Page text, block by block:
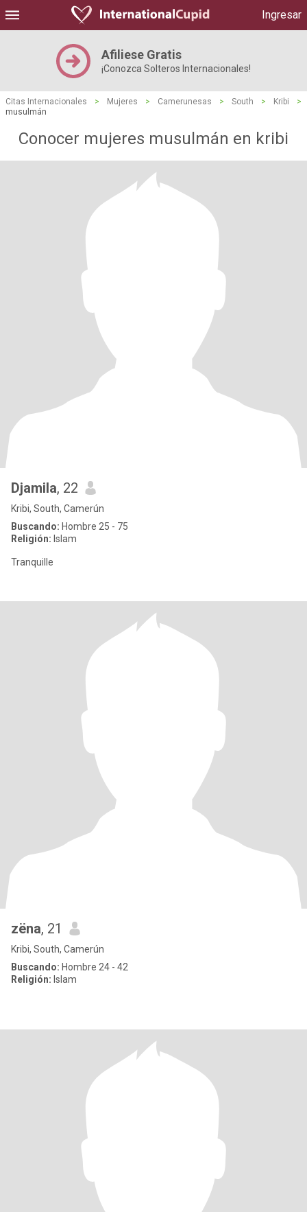
Ingresar
Afiliese Gratis
¡Conozca Solteros Internacionales!
Citas Internacionales > Mujeres > Camerunesas > South > Kribi
>
musulmán
Conocer mujeres musulmán en kribi
Djamila, 22
Kribi, South, Camerún
Buscando: Hombre 25 - 75
Religión: Islam
Tranquille
zëna, 21
Kribi, South, Camerún
Buscando: Hombre 24 - 42
Religión: Islam